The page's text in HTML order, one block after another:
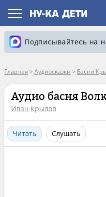
Подписывайтесь на
Главная > Аудиосказки > Басни
Аудио басня
Иван Крылов
Читать Слушать